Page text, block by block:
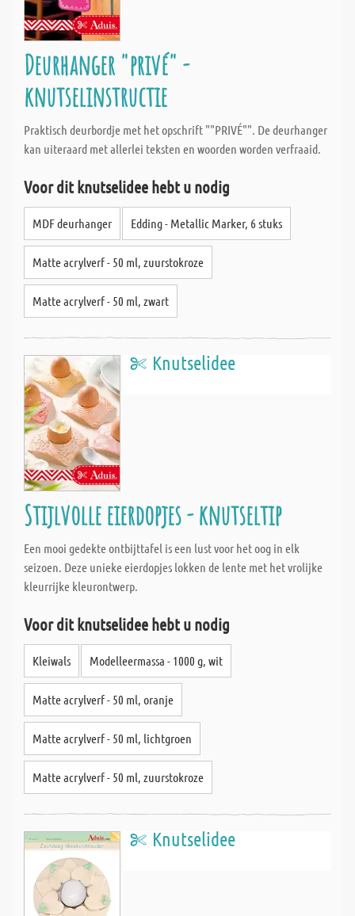
Deurhanger "privé" -
knutselinstructie
Praktisch deurbordje met het opschrift ""PRIVÉ"". De deurhanger
kan uiteraard met allerlei teksten en woorden worden verfraaid.
Voor dit knutselidee hebt u nodig
MDF deurhanger Edding - Metallic Marker, 6 stuks
Matte acrylverf - 50 ml, zuurstokroze
Matte acrylverf - 50 ml, zwart
Knutselidee
Stijlvolle eierdopjes - knutseltip
Een mooi gedekte ontbijttafel is een lust voor het oog in elk
seizoen. Deze unieke eierdopjes lokken de lente met het vrolijke
kleurrijke kleurontwerp.
Voor dit knutselidee hebt u nodig
Kleiwals Modelleermassa - 1000 g, wit
Matte acrylverf - 50 ml, oranje
Matte acrylverf - 50 ml, lichtgroen
Matte acrylverf - 50 ml, zuurstokroze
Knutselidee